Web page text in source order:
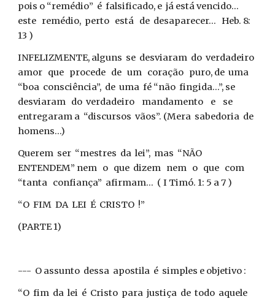
pois o “remédio” é falsificado, e já está vencido...
este remédio, perto está de desaparecer... Heb. 8:
13 )
INFELIZMENTE, alguns se desviaram do verdadeiro
amor que procede de um coração puro, de uma
“boa consciência”, de uma fé “não fingida...”, se
desviaram do verdadeiro mandamento e se
entregaram a “discursos vãos”. (Mera sabedoria de
homens...)
Querem ser “mestres da lei”, mas “NÃO
ENTENDEM” nem o que dizem nem o que com
“tanta confiança” afirmam... ( I Timó. 1: 5 a 7 )
“O FIM DA LEI É CRISTO !”
(PARTE 1)
--- O assunto dessa apostila é simples e objetivo :
“O fim da lei é Cristo para justiça de todo aquele